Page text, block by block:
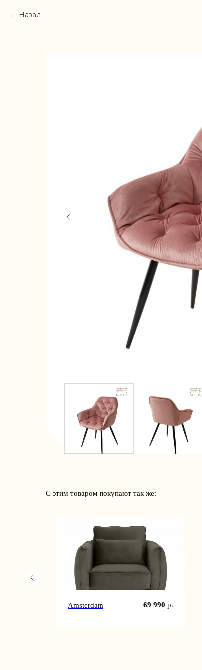
Назад
С этим товаром покупают так же:
Amsterdam 69 990 р.